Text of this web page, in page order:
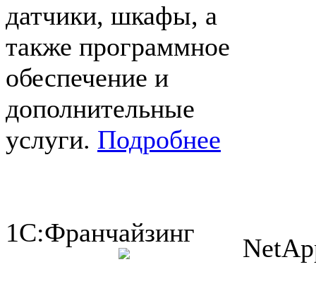
датчики, шкафы, а
также программное
обеспечение и
дополнительные
услуги. Подробнее
1С:Франчайзинг